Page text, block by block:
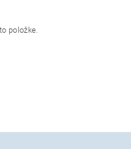
položke.